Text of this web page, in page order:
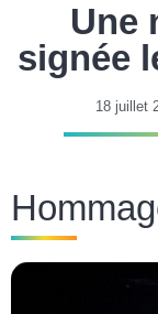
Une
signée
18 juillet